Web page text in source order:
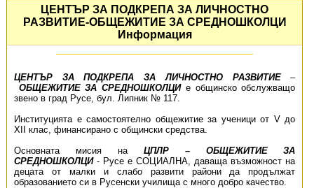
ЦЕНТЪР ЗА ПОДКРЕПА ЗА ЛИЧНОСТНО
РАЗВИТИЕ-ОБЩЕЖИТИЕ ЗА СРЕДНОШКОЛЦИ
Информация
ЦЕНТЪР ЗА ПОДКРЕПА ЗА ЛИЧНОСТНО РАЗВИТИЕ–
ОБЩЕЖИТИЕ ЗА СРЕДНОШКОЛЦИ е общинско обслужващо
звено в град Русе, бул. Липник № 117.
Институцията е самостоятелно общежитие за ученици от V до
XII клас, финансирано с общински средства.
Основната мисия на ЦПЛР – ОБЩЕЖИТИЕ ЗА
СРЕДНОШКОЛЦИ- Русе е СОЦИАЛНА, даваща възможност на
децата от малки и слабо развити райони да продължат
образованието си в Русенски училища с много добро качество.